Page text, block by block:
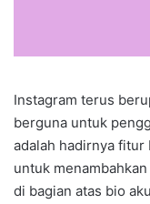
Instagram terus
berguna untuk
adalah hadirnya fitur
untuk
di bagian atas bio